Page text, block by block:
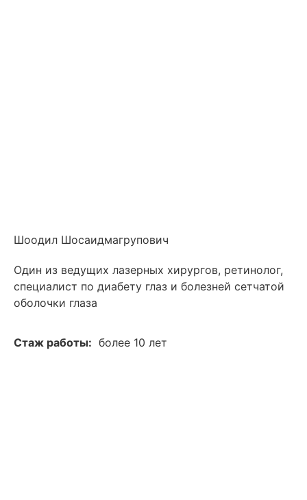
Шоодил Шосаидмагрупович
Один из ведущих лазерных хирургов, ретинолог,
специалист по диабету глаз и болезней сетчатой
оболочки глаза
Стаж работы: более 10 лет